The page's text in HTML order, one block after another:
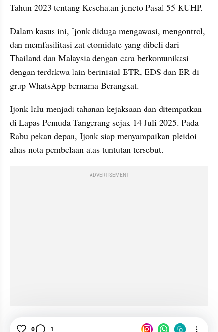
Tahun 2023 tentang Kesehatan juncto Pasal 55 KUHP.
Dalam kasus ini, Ijonk diduga mengawasi, mengontrol,
dan memfasilitasi zat etomidate yang dibeli dari
Thailand dan Malaysia dengan cara berkomunikasi
dengan terdakwa lain berinisial BTR, EDS dan ER di
grup WhatsApp bernama Berangkat.
Ijonk lalu menjadi tahanan kejaksaan dan ditempatkan
di Lapas Pemuda Tangerang sejak 14 Juli 2025. Pada
Rabu pekan depan, Ijonk siap menyampaikan pleidoi
alias nota pembelaan atas tuntutan tersebut.
ADVERTISEMENT
Hiburan Jonathan Frizzy Vape
0 1